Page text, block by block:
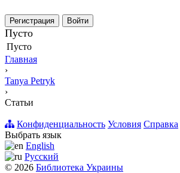
Регистрация Войти
Пусто
Пусто
Главная
›
Tanya Petryk
›
Статьи
Конфиденциальность Условия Справка
Выбрать язык
English
Русский
© 2026 Библиотека Украины